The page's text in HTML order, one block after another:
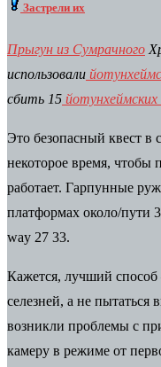
Застрели их
Прыгун из Сумрачного
использовали
сбить 15
Это безопасный квест в
некоторое время, чтобы
работает. Гарпунные
платформах около/пути
way 27 33.
Кажется, лучший
селезней, а не пытаться
возникли проблемы с
камеру в режиме от